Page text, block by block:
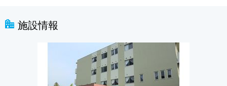
施設情報